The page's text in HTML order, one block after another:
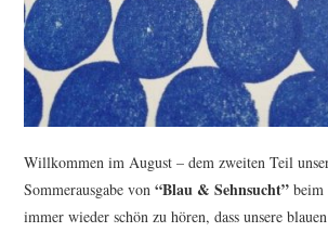
MONTAG
IMPRESSUM
Willkommen im August – dem zweiten Teil
Sommerausgabe von“Blau & Sehnsucht”
immer wieder schön zu hören, dass unsere